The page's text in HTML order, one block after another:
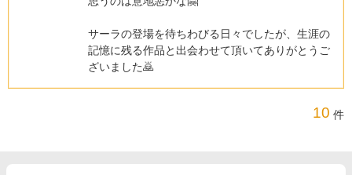
サーラの登場を待ちわびる日々でしたが、生涯の
記憶に残る作品と出会わせて頂いてありがとうご
ざいました🙇
10 件